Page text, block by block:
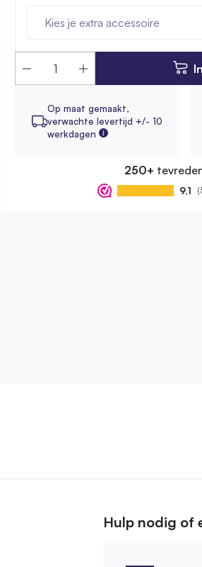
Kies je extra accessoire
Op maat gemaakt,
verwachte levertijd +/- 10
werkdagen
250+
9,1
Hulp nodig of